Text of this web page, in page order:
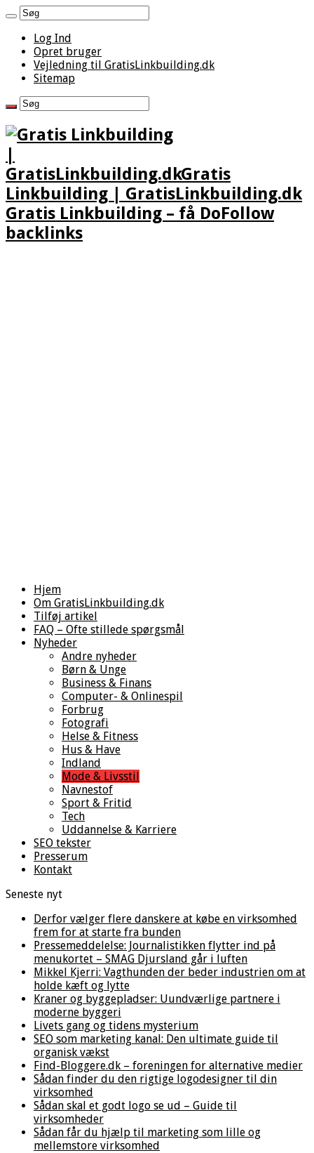
Log Ind
Opret bruger
Vejledning til GratisLinkbuilding.dk
Sitemap
Gratis
Linkbuilding | GratisLinkbuilding.dk
Gratis Linkbuilding – få DoFollow
backlinks
Hjem
Om GratisLinkbuilding.dk
Tilføj artikel
FAQ – Ofte stillede spørgsmål
Nyheder
Andre nyheder
Børn & Unge
Business & Finans
Computer- & Onlinespil
Forbrug
Fotografi
Helse & Fitness
Hus & Have
Indland
Mode & Livsstil
Navnestof
Sport & Fritid
Tech
Uddannelse & Karriere
SEO tekster
Presserum
Kontakt
Seneste nyt
Derfor vælger flere danskere at købe en virksomhed
frem for at starte fra bunden
Pressemeddelelse: Journalistikken flytter ind på
menukortet – SMAG Djursland går i luften
Mikkel Kjerri: Vagthunden der beder industrien om at
holde kæft og lytte
Kraner og byggepladser: Uundværlige partnere i
moderne byggeri
Livets gang og tidens mysterium
SEO som marketing kanal: Den ultimate guide til
organisk vækst
Find-Bloggere.dk – foreningen for alternative medier
Sådan finder du den rigtige logodesigner til din
virksomhed
Sådan skal et godt logo se ud – Guide til
virksomheder
Sådan får du hjælp til marketing som lille og
mellemstore virksomhed